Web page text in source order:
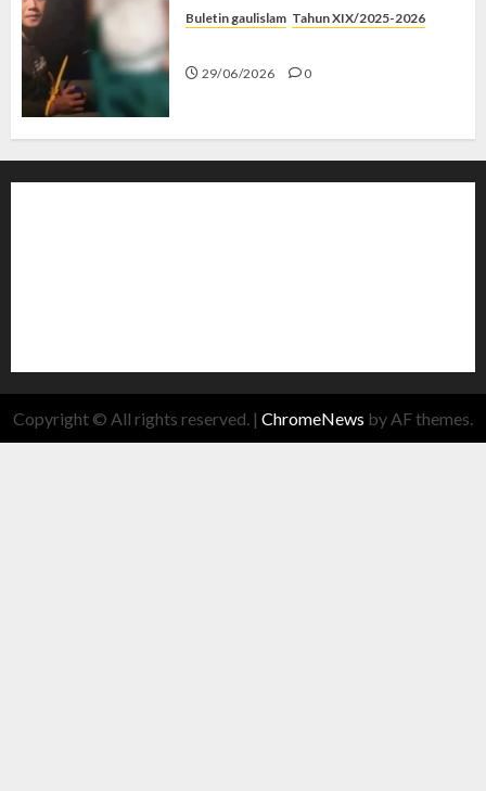
Buletin gaulislam Tahun XIX/2025-2026
29/06/2026 0
Copyright © All rights reserved. | ChromeNews by AF themes.